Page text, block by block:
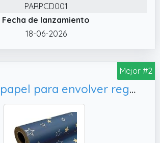
PARPCD001
Fecha de lanzamiento
18-06-2026
Mejor #2
Rollo de papel para envolver regalos de 43cm x 15M, decoración para fiesta de boda